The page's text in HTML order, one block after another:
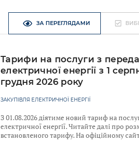
ЗА ПЕРЕГЛЯДАМИ
Тарифи на послуги з
електричної енергії з 1
грудня 2026 року
ЗАКУПІВЛЯ ЕЛЕКТРИЧНОЇ ЕНЕРГІЇ
З 01.08.2026 діятиме новий тариф на
електричної енергії. Читайте далі про
встановленого тарифу. На офіційному